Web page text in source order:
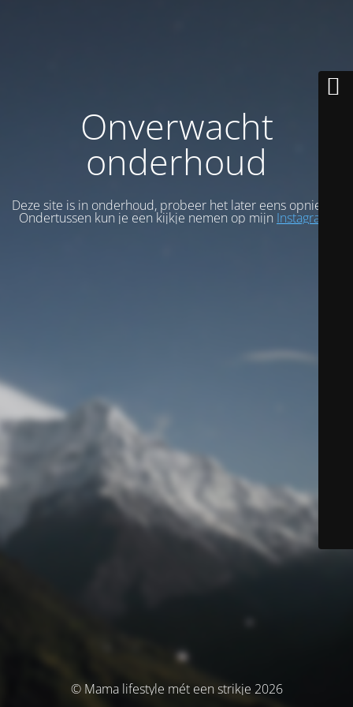
Onverwacht
onderhoud
Deze site is in onderhoud, probeer het later eens opnieuw.
Ondertussen kun je een kijkje nemen op mijn Instagram
© Mama lifestyle mét een strikje 2026